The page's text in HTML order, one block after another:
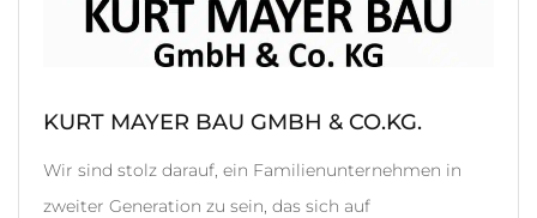
KURT MAYER BAU GMBH & CO.KG.
Wir sind stolz darauf, ein Familienunternehmen in
zweiter Generation zu sein, das sich auf